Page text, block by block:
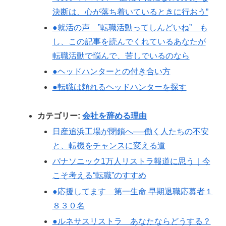
決断は、心が落ち着いているときに行おう”
●就活の声 ”転職活動ってしんどいね” も
し、この記事を読んでくれているあなたが
転職活動で悩んで、苦しでいるのなら
●ヘッドハンターとの付き合い方
●転職は頼れるヘッドハンターを探す
カテゴリー:会社を辞める理由
日産追浜工場が閉鎖へ──働く人たちの不安
と、転機をチャンスに変える道
パナソニック1万人リストラ報道に思う｜今
こそ考える“転職”のすすめ
●応援してます 第一生命 早期退職応募者１
８３０名
●ルネサスリストラ あなたならどうする？